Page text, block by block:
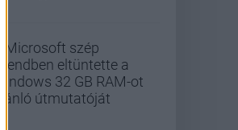
A Microsoft szép
csendben eltüntette a
Windows 32 GB RAM-ot
ajánló útmutatóját